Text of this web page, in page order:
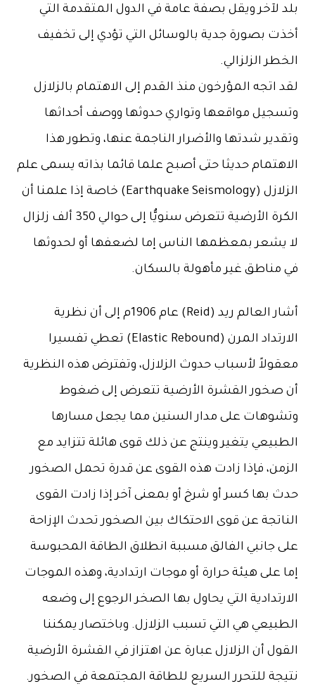
بلد لآخر ويقل بصفة عامة في الدول المتقدمة التي
أخذت بصورة جدية بالوسائل التي تؤدي إلى تخفيف
الخطر الزلزالي.
لقد اتجه المؤرخون منذ القدم إلى الاهتمام بالزلازل
وتسجيل مواقعها وتواري حدوثها ووصف أحداثها
وتقدير شدتها والأضرار الناجمة عنها، وتطور هذا
الاهتمام حديثا حتى أصبح علما قائما بذاته يسمى علم
الزلازل (Earthquake Seismology) خاصة إذا علمنا أن
الكرة الأرضية تتعرض سنويٌّا إلى حوالي 350 ألف زلزال
لا يشعر بمعظمها الناس إما لضعفها أو لحدوثها
في مناطق غير مأهولة بالسكان.
أشار العالم ريد (Reid) عام 1906م إلى أن نظرية
الارتداد المرن (Elastic Rebound) تعطي تفسيرا
معقولاً لأسباب حدوث الزلازل، وتفترض هذه النظرية
أن صخور القشرة الأرضية تتعرض إلى ضغوط
وتشوهات على مدار السنين مما يجعل مسارها
الطبيعي يتغير وينتج عن ذلك قوى هائلة تتزايد مع
الزمن، فإذا زادت هذه القوى عن قدرة تحمل الصخور
حدث بها كسر أو شرخ أو بمعنى آخر إذا زادت القوى
الناتجة عن قوى الاحتكاك بين الصخور تحدث الإزاحة
على جانبي الفالق مسببة انطلاق الطاقة المحبوسة
إما على هيئة حرارة أو موجات ارتدادية، وهذه الموجات
الارتدادية التي يحاول بها الصخر الرجوع إلى وضعه
الطبيعي هي التي تسبب الزلازل. وباختصار يمكننا
القول أن الزلازل عبارة عن اهتزاز في القشرة الأرضية
نتيجة للتحرر السريع للطاقة المجتمعة في الصخور.